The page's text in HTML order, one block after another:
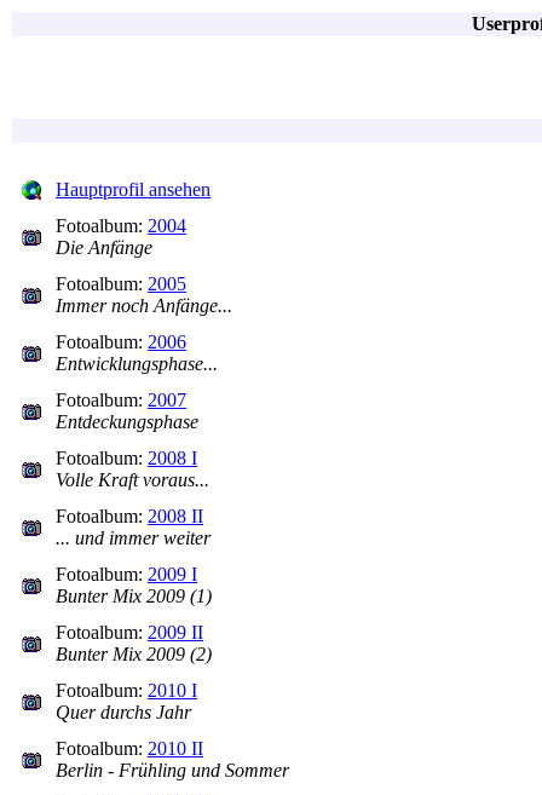
Hauptprofil ansehen
Fotoalbum: 2004
Die Anfänge
Fotoalbum: 2005
Immer noch Anfänge...
Fotoalbum: 2006
Entwicklungsphase...
Fotoalbum: 2007
Entdeckungsphase
Fotoalbum: 2008 I
Volle Kraft voraus...
Fotoalbum: 2008 II
... und immer weiter
Fotoalbum: 2009 I
Bunter Mix 2009 (1)
Fotoalbum: 2009 II
Bunter Mix 2009 (2)
Fotoalbum: 2010 I
Quer durchs Jahr
Fotoalbum: 2010 II
Berlin - Frühling und Sommer